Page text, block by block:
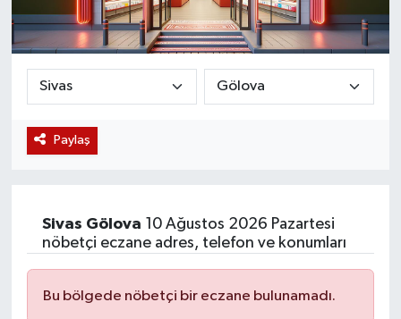
Paylaş
Sivas Gölova 10 Ağustos 2026 Pazartesi
nöbetçi eczane adres, telefon ve konumları
Bu bölgede nöbetçi bir eczane bulunamadı.
Magazin
Etkinlikler